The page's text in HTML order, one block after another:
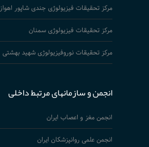
مرکز تحقیقات فیزیولوژی جندی شاپور اهواز
مرکز تحقیقات فیزیولوژی سمنان
مرکز تحقیقات نوروفیزیولوژی شهید بهشتی
انجمن و سازمانهای مرتبط داخلی
انجمن مغز و اعصاب ایران
انجمن علمی روانپزشکان ایران